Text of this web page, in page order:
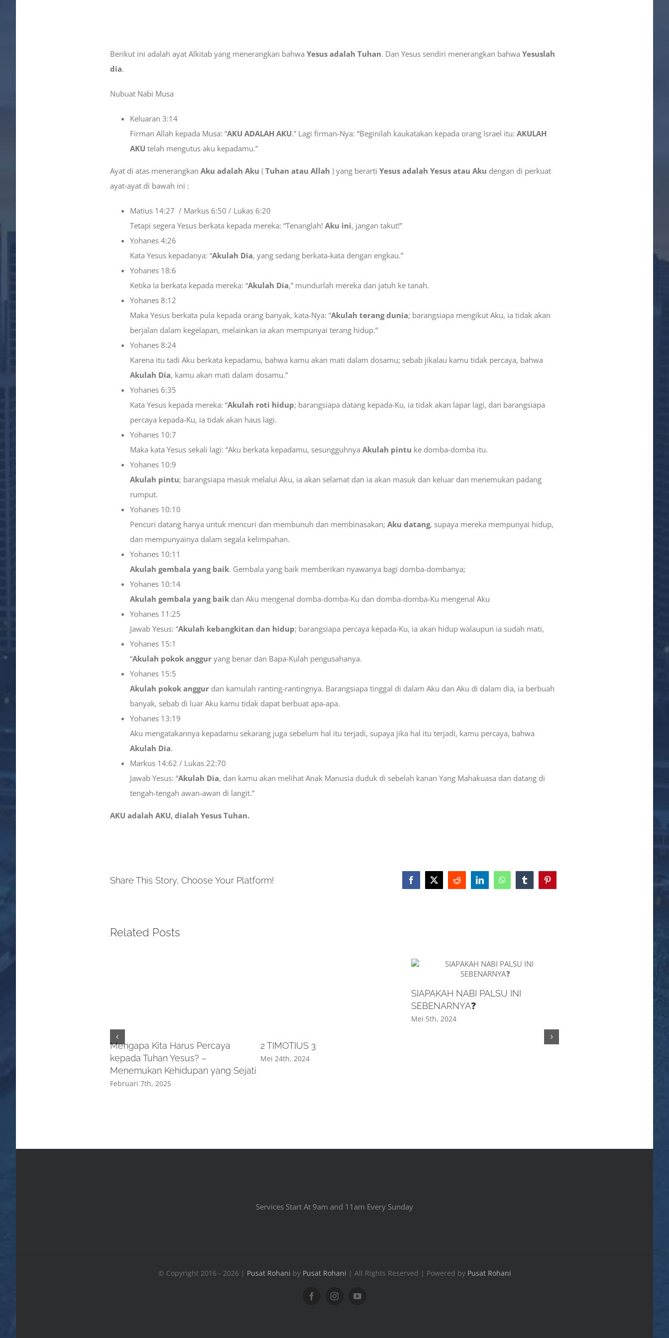
Berikut ini adalah ayat Alkitab yang menerangkan bahwa Yesus adalah Tuhan. Dan Yesus sendiri menerangkan bahwa Yesuslah
dia.
Nubuat Nabi Musa
Keluaran 3:14
Firman Allah kepada Musa: “AKU ADALAH AKU.” Lagi firman-Nya: “Beginilah kaukatakan kepada orang Israel itu: AKULAH
AKU telah mengutus aku kepadamu.”
Ayat di atas menerangkan Aku adalah Aku ( Tuhan atau Allah ) yang berarti Yesus adalah Yesus atau Aku dengan di perkuat
ayat-ayat di bawah ini :
Matius 14:27 / Markus 6:50 / Lukas 6:20
Tetapi segera Yesus berkata kepada mereka: “Tenanglah! Aku ini, jangan takut!”
Yohanes 4:26
Kata Yesus kepadanya: “Akulah Dia, yang sedang berkata-kata dengan engkau.”
Yohanes 18:6
Ketika Ia berkata kepada mereka: “Akulah Dia,” mundurlah mereka dan jatuh ke tanah.
Yohanes 8:12
Maka Yesus berkata pula kepada orang banyak, kata-Nya: “Akulah terang dunia; barangsiapa mengikut Aku, ia tidak akan
berjalan dalam kegelapan, melainkan ia akan mempunyai terang hidup.”
Yohanes 8:24
Karena itu tadi Aku berkata kepadamu, bahwa kamu akan mati dalam dosamu; sebab jikalau kamu tidak percaya, bahwa
Akulah Dia, kamu akan mati dalam dosamu.”
Yohanes 6:35
Kata Yesus kepada mereka: “Akulah roti hidup; barangsiapa datang kepada-Ku, ia tidak akan lapar lagi, dan barangsiapa
percaya kepada-Ku, ia tidak akan haus lagi.
Yohanes 10:7
Maka kata Yesus sekali lagi: “Aku berkata kepadamu, sesungguhnya Akulah pintu ke domba-domba itu.
Yohanes 10:9
Akulah pintu; barangsiapa masuk melalui Aku, ia akan selamat dan ia akan masuk dan keluar dan menemukan padang
rumput.
Yohanes 10:10
Pencuri datang hanya untuk mencuri dan membunuh dan membinasakan; Aku datang, supaya mereka mempunyai hidup,
dan mempunyainya dalam segala kelimpahan.
Yohanes 10:11
Akulah gembala yang baik. Gembala yang baik memberikan nyawanya bagi domba-dombanya;
Yohanes 10:14
Akulah gembala yang baikdan Aku mengenal domba-domba-Ku dan domba-domba-Ku mengenal Aku
Yohanes 11:25
Jawab Yesus: “Akulah kebangkitan dan hidup; barangsiapa percaya kepada-Ku, ia akan hidup walaupun ia sudah mati,
Yohanes 15:1
“Akulah pokok angguryang benar dan Bapa-Kulah pengusahanya.
Yohanes 15:5
Akulah pokok anggurdan kamulah ranting-rantingnya. Barangsiapa tinggal di dalam Aku dan Aku di dalam dia, ia berbuah
banyak, sebab di luar Aku kamu tidak dapat berbuat apa-apa.
Yohanes 13:19
Aku mengatakannya kepadamu sekarang juga sebelum hal itu terjadi, supaya jika hal itu terjadi, kamu percaya, bahwa
Akulah Dia.
Markus 14:62 / Lukas 22:70
Jawab Yesus: “Akulah Dia, dan kamu akan melihat Anak Manusia duduk di sebelah kanan Yang Mahakuasa dan datang di
tengah-tengah awan-awan di langit.”
AKU adalah AKU, dialah Yesus Tuhan.
Share This Story, Choose Your Platform!
Related Posts
Mengapa Kita Harus Percaya
kepada Tuhan Yesus? –
Menemukan Kehidupan yang Sejati
Februari 7th, 2025
2 TIMOTIUS 3
Mei 24th, 2024
SIAPAKAH NABI PALSU INI
SEBENARNYA❓
Mei 5th, 2024
Services Start At 9am and 11am Every Sunday
© Copyright 2016 - 2026 | Pusat Rohani by Pusat Rohani | All Rights Reserved | Powered by Pusat Rohani